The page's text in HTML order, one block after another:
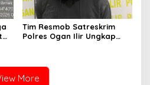
Tim Resmob Satreskrim
Polres Ogan Ilir Ungkap
Terduga Pelaku Diamankan
More